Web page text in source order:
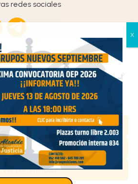
el consentimiento
y de terceros para analizar el tráfico en nuestro
Puede aceptar todas las cookies,
o rechazarlas.
Aceptar
Denegar
Ver preferencias
redes sociales
de acuerdo» para activar
Google maps
Política de cookies
Estoy de acuerdo